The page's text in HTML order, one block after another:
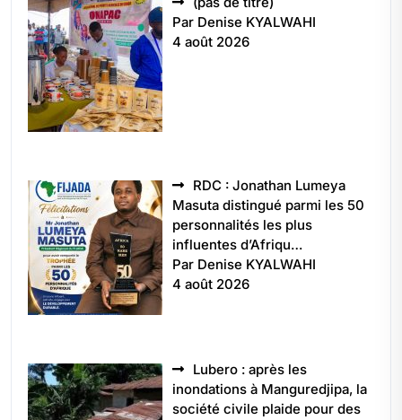
5496
Par Denise KYALWAHI
4 août 2026
RDC : Jonathan Lumeya
Masuta distingué parmi les 50
personnalités les plus
influentes d’Afriqu…
Par Denise KYALWAHI
4 août 2026
Lubero : après les
inondations à Manguredjipa, la
société civile plaide pour des